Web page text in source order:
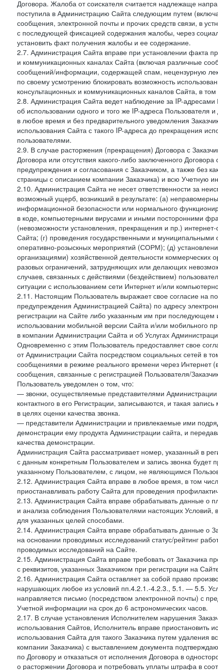
Договора. Жалоба от соискателя считается надлежаще
поступила в Администрацию Сайта следующим путем
сообщения, электронной почты и прочих средств связи, в
с последующей фиксацией содержания жалобы, через
установить факт получения жалобы и ее содержание.
2.7. Администрация Сайта вправе при установлении факта
и коммуникационных каналах Сайта (включая различные
сообщений/информации, содержащей спам, нецензурную
по своему усмотрению блокировать возможность
консультационных и коммуникационных каналов Сайта, в
2.8. Администрация Сайта ведет наблюдение за IP-
об использовании одного и того же IP-адреса Пользователя
в любое время и без предварительного уведомления
использования Сайта с такого IP-адреса до прекращения
пользователями.
2.9. В случае расторжения (прекращения) Договора с
Договора или отсутствия какого-либо заключенного
предупреждения и согласования с Заказчиком, а также без
страницы с описанием компании Заказчика) и всю Учетную
2.10. Администрация Сайта не несет ответственности за
возможный ущерб, возникший в результате: (а)
информационной безопасности или нормального
в коде, компьютерными вирусами и иными посторонними
(невозможности установления, прекращения и пр.)
Сайта; (г) проведения государственными и
оперативно-розыскных мероприятий (СОРМ); (д)
организациями) хозяйственной деятельности коммерческих
разовых ограничений, затрудняющих или делающих
случаев, связанных с действиями (бездействием)
ситуации с использованием сети Интернет и/или
2.11. Настоящим Пользователь выражает свое согласие на
предупреждения Администрацией Сайта) по адресу
регистрации на Сайте либо указанным им при
использовании мобильной версии Сайта и/или мобильного
в компании Администрации Сайта и об Услугах
Одновременно с этим Пользователь предоставляет свое
от Администрации Сайта посредством социальных сетей в
сообщениями в режиме реального времени через Интернет
сообщения, связанные с регистрацией Пользователя/
Пользователь уведомлен о том, что:
— звонки, осуществляемые представителями
контактного в его Регистрации, записываются, и такая
в целях оценки качества звонка.
— представители Администрации и привлекаемые ими
демонстрации ему продукта Администрации сайта, и
качества демонстрации.
Администрация Сайта рассматривает номер, указанный в
с данным конкретным Пользователем и запись звонка будет
указанному Пользователем, с лицом, не являющимся
2.12. Администрация Сайта вправе в любое время, в том
приостанавливать работу Сайта для проведения
2.13. Администрация Сайта вправе обрабатывать данные о
и анализа соблюдения Пользователями настоящих
для указанных целей способами.
2.14. Администрация Сайта вправе обрабатывать данные о
на основании проводимых исследований статус/рейтинг
проводимых исследований на Сайте.
2.15. Администрация Сайта вправе требовать от Заказчика
с реквизитов, указанных Заказчиком при регистрации на
2.16. Администрация Сайта оставляет за собой право
нарушающих любое из условий пп.4.2.1.-4.2.3., 5.1. — 5.5.
направляется письмо (посредством электронной почты) с
Учетной информации на срок до 6 астрономических часов.
2.17. В случае установления Исполнителем нарушения
использования Сайтов, Исполнитель вправе приостановить
использования Сайта для такого Заказчика путем
компании Заказчика) с выставлением документа
по Договору и отказаться от исполнения Договора в
о расторжении Договора и потребовать уплаты штрафа в